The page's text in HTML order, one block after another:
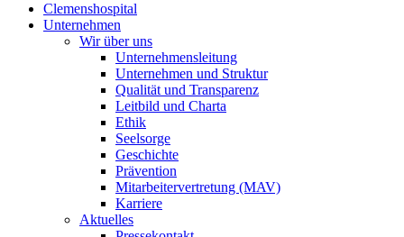
Clemenshospital
Unternehmen
Wir über uns
Unternehmensleitung
Unternehmen und Struktur
Qualität und Transparenz
Leitbild und Charta
Ethik
Seelsorge
Geschichte
Prävention
Mitarbeitervertretung (MAV)
Karriere
Aktuelles